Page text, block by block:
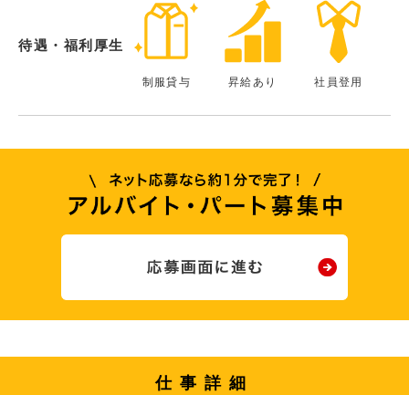
待遇・福利厚生
制服貸与 昇給あり 社員登用
仕事詳細